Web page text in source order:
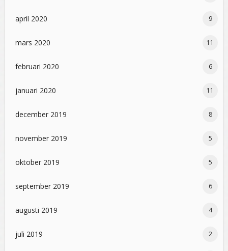
april 2020 9
mars 2020 11
februari 2020 6
januari 2020 11
december 2019 8
november 2019 5
oktober 2019 5
september 2019 6
augusti 2019 4
juli 2019 2